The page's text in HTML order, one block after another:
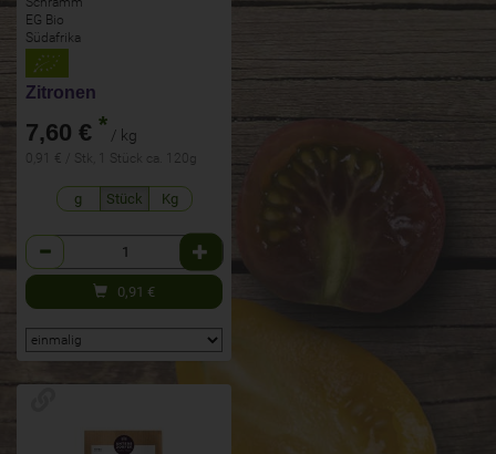
EG Bio
Südafrika
Zitronen
7,60 € * / kg
0,91 € / Stk, 1 Stück ca. 120g
g Stück Kg
Anzahl
0,91 €